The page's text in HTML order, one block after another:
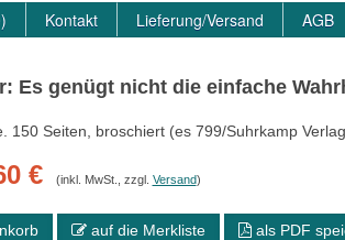
Kontakt Lieferung/Versand AGB
Es genügt nicht die einfache
150 Seiten, broschiert (es 799/Suhrkamp
€ (inkl. MwSt., zzgl. Versand)
auf die Merkliste als PDF